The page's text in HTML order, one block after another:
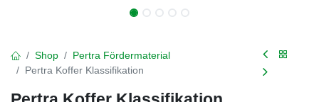
Shop
Pertra Fördermaterial
Pertra Koffer Klassifikation